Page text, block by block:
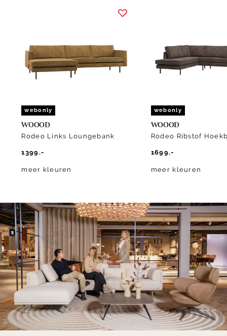
webonly
WOOOD
Rodeo Links Loungebank
1399.-
meer kleuren
webonly
WOOOD
Rodeo Ribstof
1699.-
meer kleuren